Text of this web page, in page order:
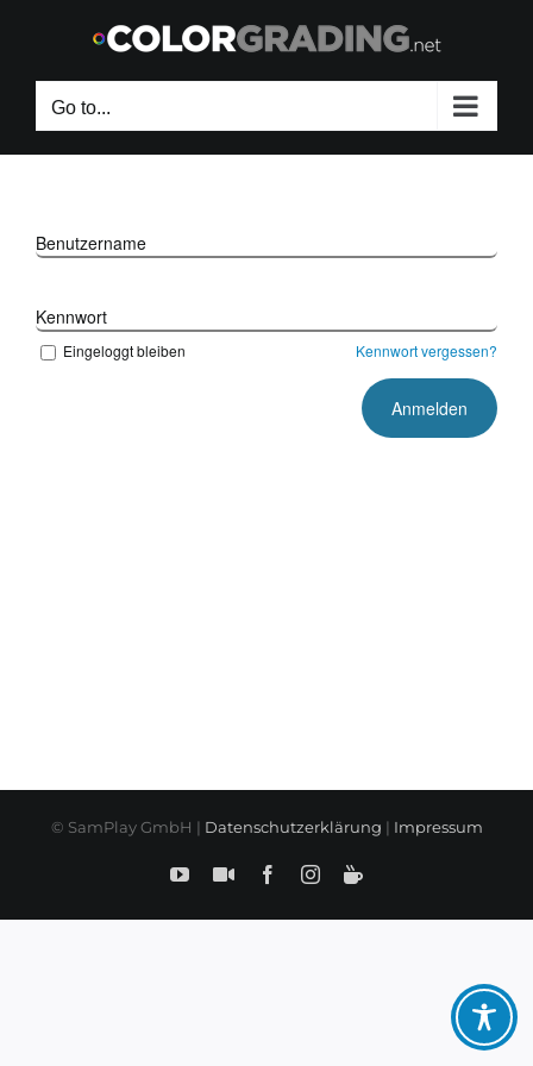
content
Go to...
Benutzername
Kennwort
Eingeloggt bleiben Kennwort vergessen?
© SamPlay GmbH | Datenschutzerklärung | Impressum
YouTubeSamPlayFacebookInstagramBuyMeCoffe